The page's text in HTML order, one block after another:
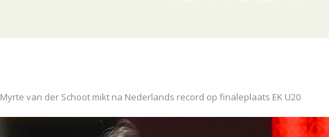
Myrte van der Schoot mikt na Nederlands record op finaleplaats EK U20